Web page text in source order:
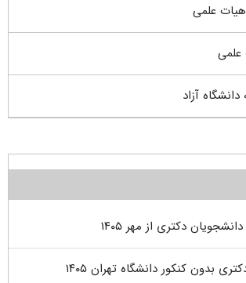
علمی
آزاد
دکتری از مهر ۱۴۰۵
بدون کنکور دانشگاه تهران ۱۴۰۵